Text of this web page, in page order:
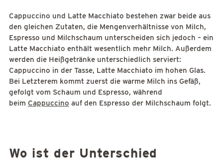
Cappuccino und Latte Macchiato bestehen zwar beide aus
den gleichen Zutaten, die Mengenverhältnisse von Milch,
Espresso und Milchschaum unterscheiden sich jedoch – ein
Latte Macchiato enthält wesentlich mehr Milch. Außerdem
werden die Heißgetränke unterschiedlich serviert:
Cappuccino in der Tasse, Latte Macchiato im hohen Glas.
Bei Letzterem kommt zuerst die warme Milch ins Gefäß,
gefolgt vom Schaum und Espresso, während
beim Cappuccino auf den Espresso der Milchschaum folgt.
Wo ist der Unterschied